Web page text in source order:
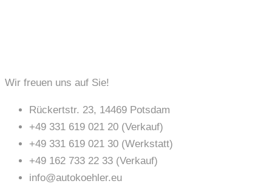
Wir freuen uns auf Sie!
Rückertstr. 23, 14469 Potsdam
+49 331 619 021 20 (Verkauf)
+49 331 619 021 30 (Werkstatt)
+49 162 733 22 33 (Verkauf)
info@autokoehler.eu